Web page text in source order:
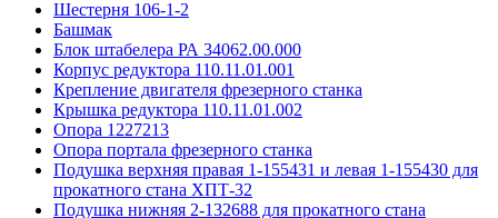
Шестерня 106-1-2
Башмак
Блок штабелера РА 34062.00.000
Корпус редуктора 110.11.01.001
Крепление двигателя фрезерного станка
Крышка редуктора 110.11.01.002
Опора 1227213
Опора портала фрезерного станка
Подушка верхняя правая 1-155431 и левая 1-155430 для
прокатного стана ХПТ-32
Подушка нижняя 2-132688 для прокатного стана